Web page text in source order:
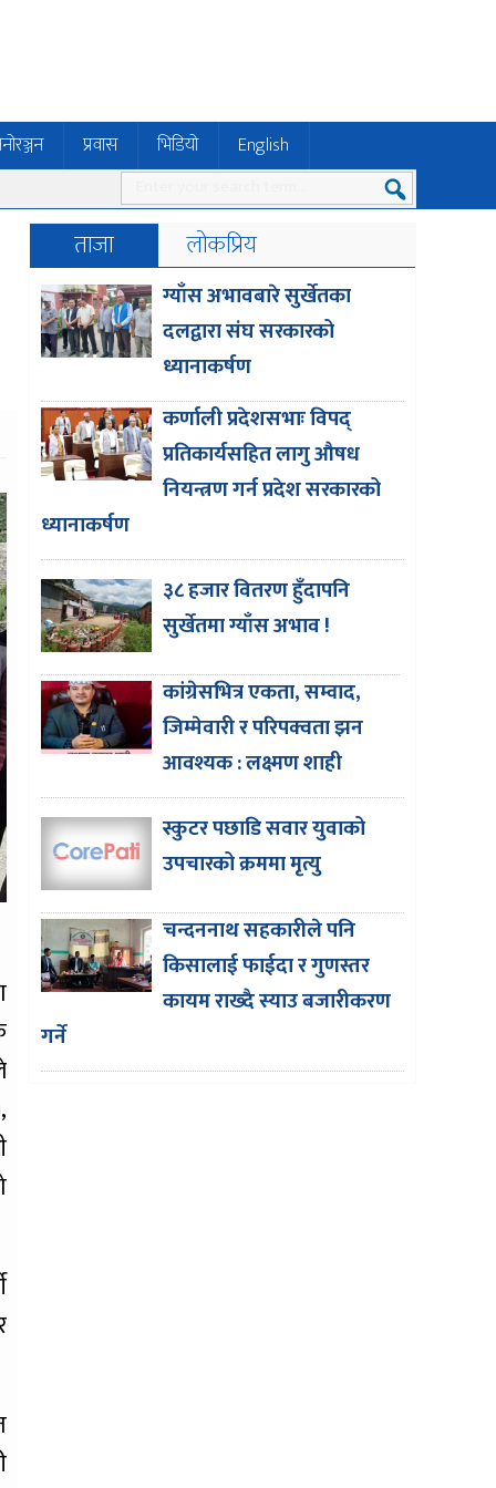
प्रवास भिडियो English
ताजा लोकप्रिय
ग्याँस अभावबारे सुर्खेतका
दलद्वारा संघ सरकारको
ध्यानाकर्षण
कर्णाली प्रदेशसभाः विपद्
प्रतिकार्यसहित लागु औषध
नियन्त्रण गर्न प्रदेश सरकारको
ध्यानाकर्षण
३८ हजार वितरण हुँदापनि
सुर्खेतमा ग्याँस अभाव !
कांग्रेसभित्र एकता, सम्वाद,
जिम्मेवारी र परिपक्वता झन
आवश्यक : लक्ष्मण शाही
स्कुटर पछाडि सवार युवाको
उपचारको क्रममा मृत्यु
चन्दननाथ सहकारीले पनि
किसालाई फाईदा र गुणस्तर
कायम राख्दै स्याउ बजारीकरण
गर्ने